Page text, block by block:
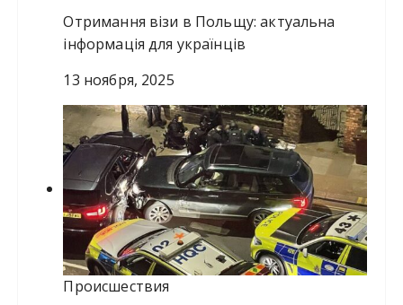
Отримання візи в Польщу: актуальна
інформація для українців
13 ноября, 2025
Происшествия